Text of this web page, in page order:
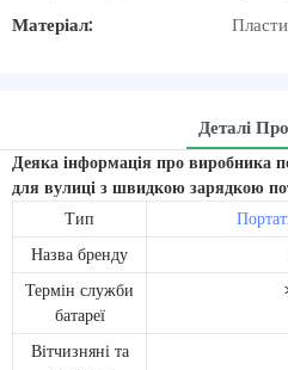
Матеріал:
Деталі
Деяка інформація про виробника
для вулиці з швидкою зарядкою
Тип
Назва бренду
Термін служби
батареї
Вітчизняні та